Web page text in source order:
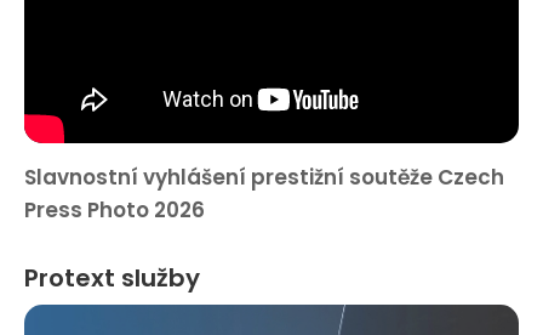
Slavnostní vyhlášení prestižní soutěže Czech
Press Photo 2026
Protext služby